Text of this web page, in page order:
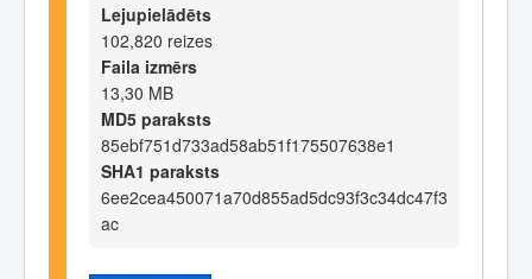
Lejupielādēts
102,820 reizes
Faila izmērs
13,30 MB
MD5 paraksts
85ebf751d733ad58ab51f175507638e1
SHA1 paraksts
6ee2cea450071a70d855ad5dc93f3c34dc47f3
ac